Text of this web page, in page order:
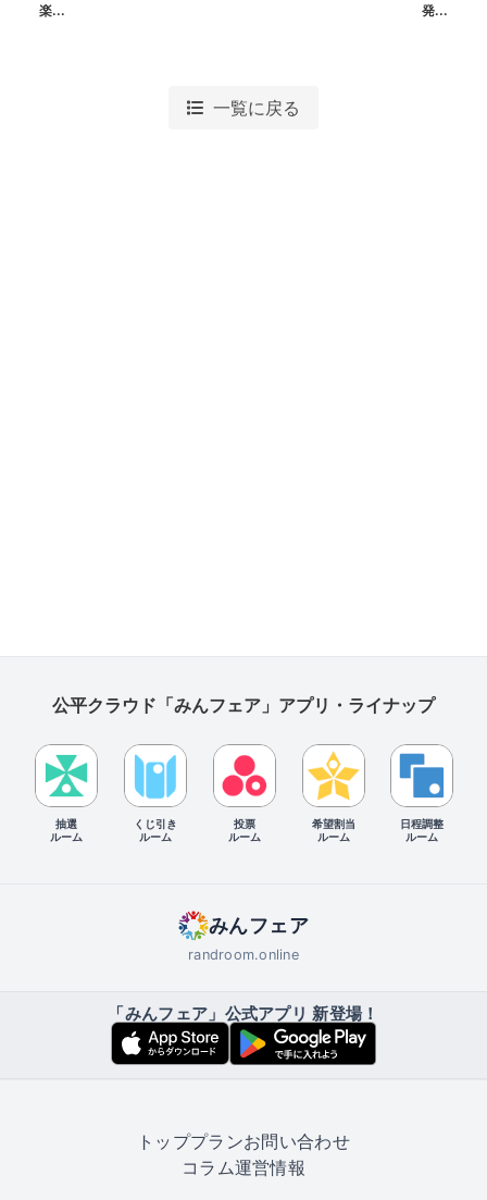
楽...
発...
一覧に戻る
公平クラウド「みんフェア」アプリ・ライナップ
抽選
ルーム
くじ引き
ルーム
投票
ルーム
希望割当
ルーム
日程調整
ルーム
みんフェア
randroom.online
「みんフェア」公式アプリ 新登場！
トッププランお問い合わせ
コラム運営情報